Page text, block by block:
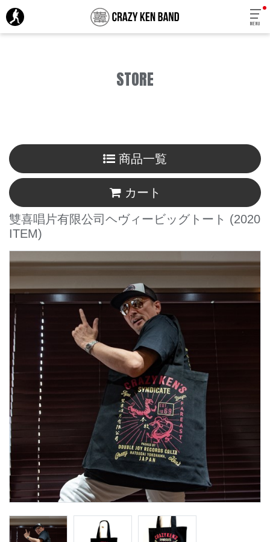
MENU
STORE
商品一覧
カート
雙喜唱片有限公司ヘヴィービッグトート (2020
ITEM)